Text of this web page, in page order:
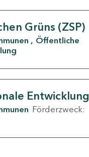
Grüns (ZSP)
Öffentliche
Entwicklung
Förderzweck: